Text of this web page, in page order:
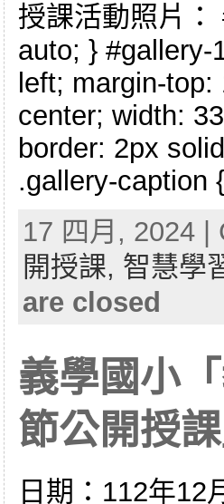
授課活動照片
auto; } #gallery-
left; margin-
center; width:
border: 2px
.gallery-
17 四月, 2024
開授課, 智慧學
are closed
義學國小
節公開授
日期：112年12